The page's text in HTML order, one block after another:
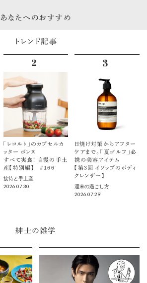
あなたへのおすすめ
トレンド記事
「レコルト」のカプセルカ
ッター ボンヌ
すべて実食！ 自慢の手土
産【特別編】 ＃166
接待と手土産
2026.07.30
日焼け対策からアフター
ケアまで。「夏ゴルフ」必
携の美容アイテム
【第3回 イソップのボディ
クレンザー】
週末の過ごし方
2026.07.29
紳士の雑学